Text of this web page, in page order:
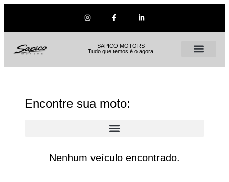
SAPICO MOTORS
Tudo que temos é o agora
Encontre sua moto:
Nenhum veículo encontrado.